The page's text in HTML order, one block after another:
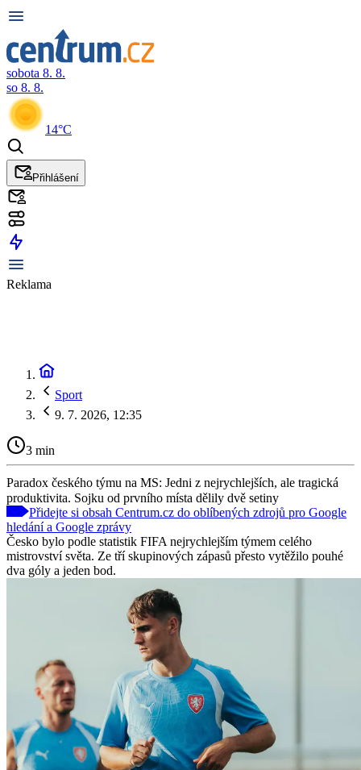
sobota 8. 8.
so 8. 8.
14°C
Přihlášení
Reklama
Sport
9. 7. 2026, 12:35
3 min
Paradox českého týmu na MS: Jedni z nejrychlejších, ale tragická
produktivita. Sojku od prvního místa dělily dvě setiny
Přidejte si obsah Centrum.cz do oblíbených zdrojů pro Google
hledání a Google zprávy
Česko bylo podle statistik FIFA nejrychlejším týmem celého
mistrovství světa. Ze tří skupinových zápasů přesto vytěžilo pouhé
dva góly a jeden bod.